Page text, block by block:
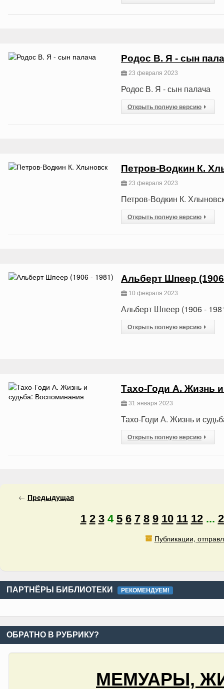
Родос В. Я - сын
23 февраля 2023
Родос В. Я - сын палача
Открыть полную версию
Петров-Водкин К.
23 февраля 2023
Петров-Водкин К.
Открыть полную версию
Альберт Шпеер
10 февраля 2023
Альберт Шпеер (1906 -
Открыть полную версию
Тахо-Годи А. Жизнь
31 января 2023
Тахо-Годи А. Жизнь и
Открыть полную версию
← Предыдущая
1 2 3 4 5 6 7 8 9 10 11 12...
Публикации,
ПАРТНЁРЫ БИБЛИОТЕКИ РЕКОМЕНДУЕМ!
ОБРАТНО В РУБРИКУ?
МЕМУАРЫ,